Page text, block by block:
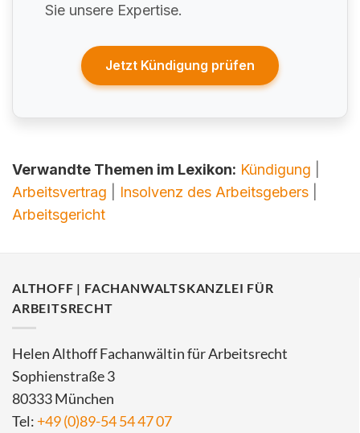
Sie unsere Expertise.
Jetzt Kündigung prüfen
Verwandte Themen im Lexikon: Kündigung
Arbeitsvertrag
Insolvenz des Arbeitsgebers
Arbeitsgericht
ALTHOFF | FACHANWALTSKANZLEI FÜR
ARBEITSRECHT
Helen Althoff Fachanwältin für Arbeitsrecht
Sophienstraße 3
80333 München
Tel: +49 (0)89-54 54 47 07